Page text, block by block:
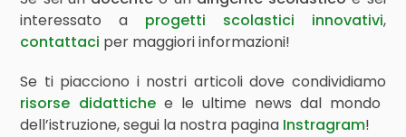
interessato a progetti scolastici innovativi,
contattaci per maggiori informazioni!
Se ti piacciono i nostri articoli dove condividiamo
risorse didattichee le ultime news dal mondo
dell’istruzione, segui la nostra pagina Instragram!